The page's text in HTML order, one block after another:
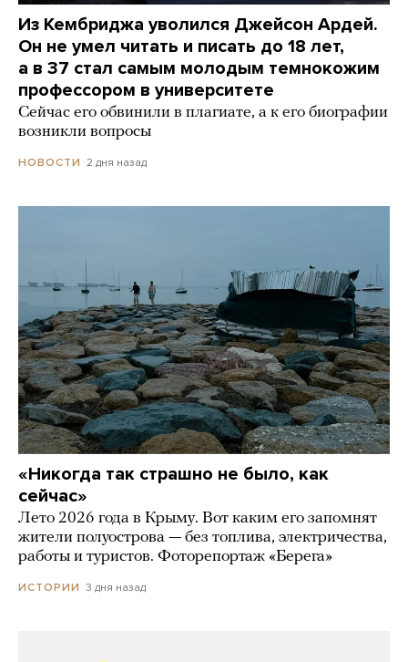
Из Кембриджа уволился Джейсон Ардей.
Он не умел читать и писать до 18 лет,
а в 37 стал самым молодым темнокожим
профессором в университете
Сейчас его обвинили в плагиате, а к его биографии
возникли вопросы
НОВОСТИ 2 дня назад
«Никогда так страшно не было, как
сейчас»
Лето 2026 года в Крыму. Вот каким его запомнят
жители полуострова — без топлива, электричества,
работы и туристов. Фоторепортаж «Берега»
ИСТОРИИ 3 дня назад